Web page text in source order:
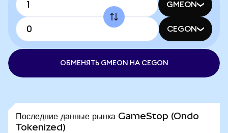
GMEON
CEGON
ОБМЕНЯТЬ GMEON НА CEGON
Последние данные рынка GameStop (Ondo
Tokenized)